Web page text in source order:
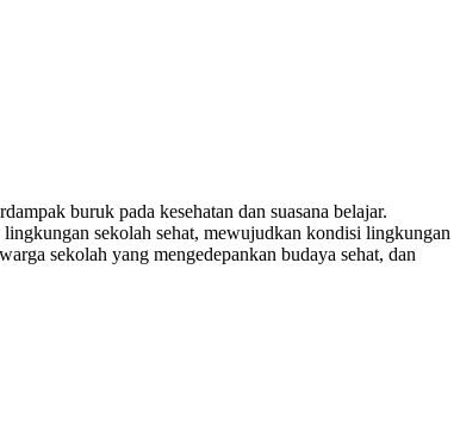
buruk pada kesehatan dan suasana belajar.
sekolah sehat, mewujudkan kondisi lingkungan
sekolah yang mengedepankan budaya sehat, dan